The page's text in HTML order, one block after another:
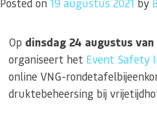
Op dinsdag 24 augustus van
organiseert het Event Safety
online VNG-
druktebeheersing bij